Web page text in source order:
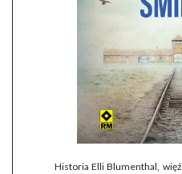
Historia Elli Blumenthal,